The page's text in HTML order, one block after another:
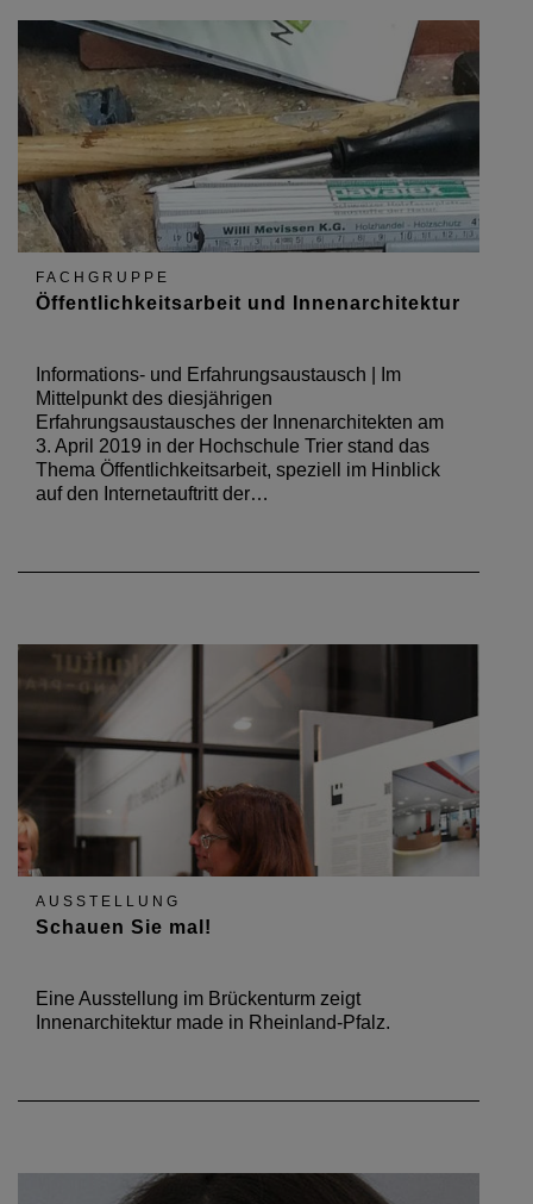
FACHGRUPPE
Öffentlichkeitsarbeit und Innenarchitektur
Informations- und Erfahrungsaustausch | Im
Mittelpunkt des diesjährigen
Erfahrungsaustausches der Innenarchitekten am
3. April 2019 in der Hochschule Trier stand das
Thema Öffentlichkeitsarbeit, speziell im Hinblick
auf den Internetauftritt der…
AUSSTELLUNG
Schauen Sie mal!
Eine Ausstellung im Brückenturm zeigt
Innenarchitektur made in Rheinland-Pfalz.